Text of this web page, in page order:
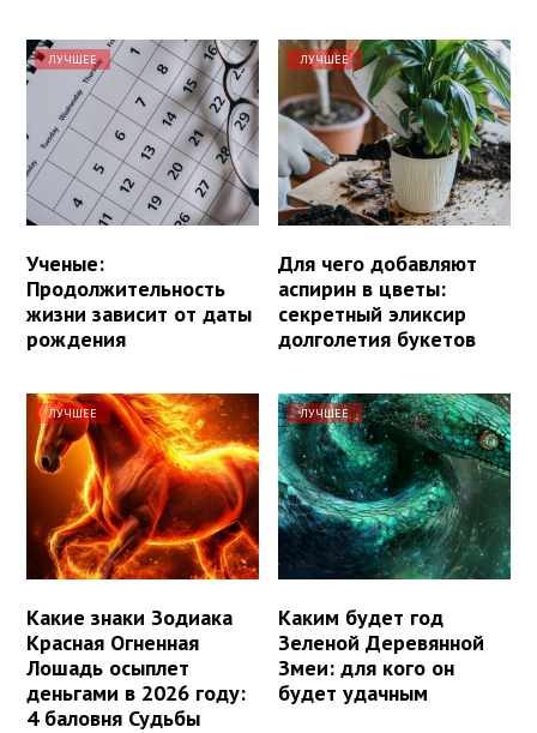
ЛУЧШЕЕ
Ученые:
Продолжительность
жизни зависит от даты
рождения
ЛУЧШЕЕ
Для чего добавляют
аспирин в цветы:
секретный эликсир
долголетия букетов
ЛУЧШЕЕ
Какие знаки Зодиака
Красная Огненная
Лошадь осыплет
деньгами в 2026 году:
4 баловня Судьбы
ЛУЧШЕЕ
Каким будет год
Зеленой Деревянной
Змеи: для кого он
будет удачным